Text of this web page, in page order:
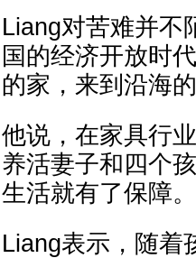
Liang对苦难并不
国的经济开放时
的家，来到沿海
他说，在家具行
养活妻子和四个
生活就有了保障。
Liang表示，随着